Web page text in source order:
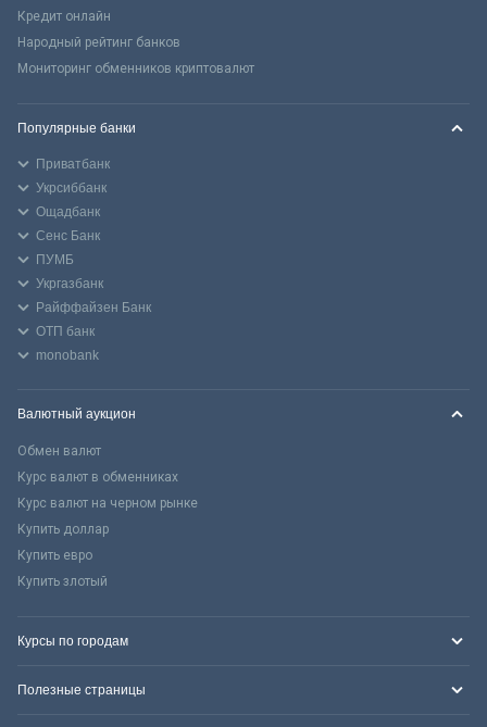
Кредит онлайн
Народный рейтинг банков
Мониторинг обменников криптовалют
Популярные банки
Приватбанк
Укрсиббанк
Ощадбанк
Сенс Банк
ПУМБ
Укргазбанк
Райффайзен Банк
ОТП банк
monobank
Валютный аукцион
Обмен валют
Курс валют в обменниках
Курс валют на черном рынке
Купить доллар
Купить евро
Купить злотый
Курсы по городам
Полезные страницы